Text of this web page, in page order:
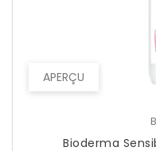
APERÇU
Bioderma